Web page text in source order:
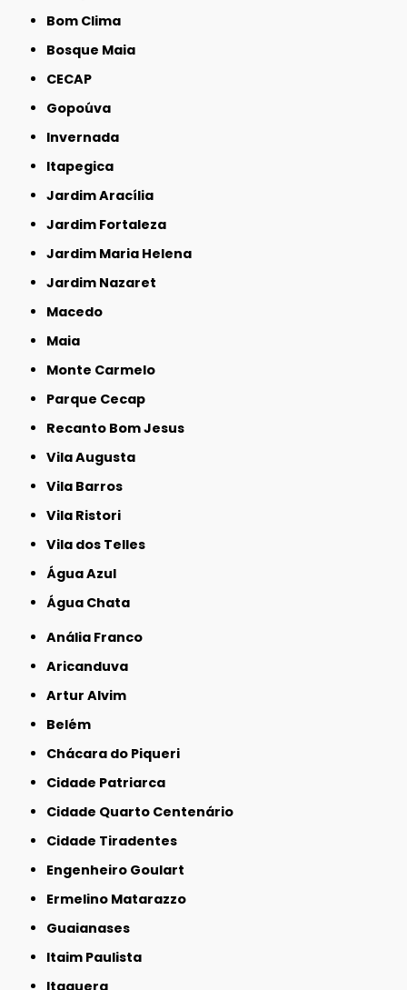
Bom Clima
Bosque Maia
CECAP
Gopoúva
Invernada
Itapegica
Jardim Aracília
Jardim Fortaleza
Jardim Maria Helena
Jardim Nazaret
Macedo
Maia
Monte Carmelo
Parque Cecap
Recanto Bom Jesus
Vila Augusta
Vila Barros
Vila Ristori
Vila dos Telles
Água Azul
Água Chata
Anália Franco
Aricanduva
Artur Alvim
Belém
Chácara do Piqueri
Cidade Patriarca
Cidade Quarto Centenário
Cidade Tiradentes
Engenheiro Goulart
Ermelino Matarazzo
Guaianases
Itaim Paulista